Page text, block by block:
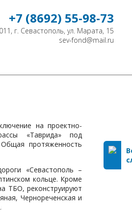
+7 (8692) 55-98-73
г. Севастополь, ул. Марата, 15
sev-fond@mail.ru
на проектно-
«Таврида» под
протяженность
«Севастополь –
кольце. Кроме
ТБО, реконструируют
Чернореченская и